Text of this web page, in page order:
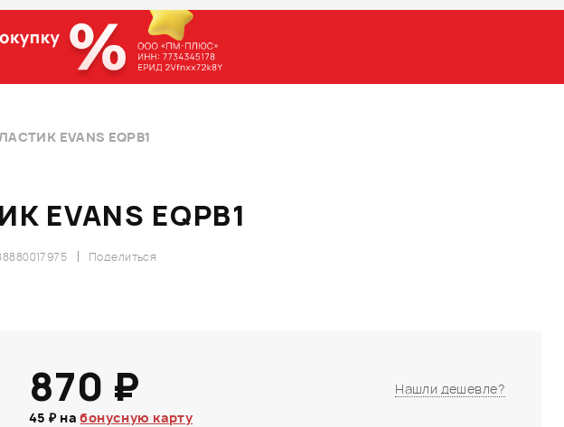
EVANS EQPB1
EQPB1
Поделиться
870 ₽
45 ₽ набонусную карту
Нашли дешевле?